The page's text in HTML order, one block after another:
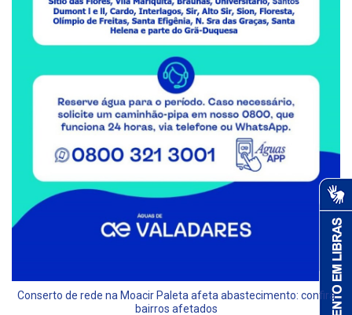
Conserto de rede na Moacir Paleta afeta abastecimento: confira
bairros afetados